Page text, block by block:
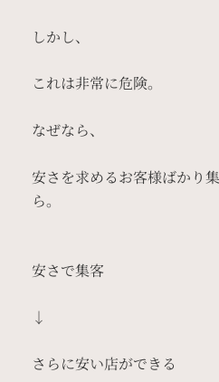
しかし、
これは非常に危険。
なぜなら、
安さを求めるお客様ばかり
ら。
安さで集客
↓
さらに安い店ができる